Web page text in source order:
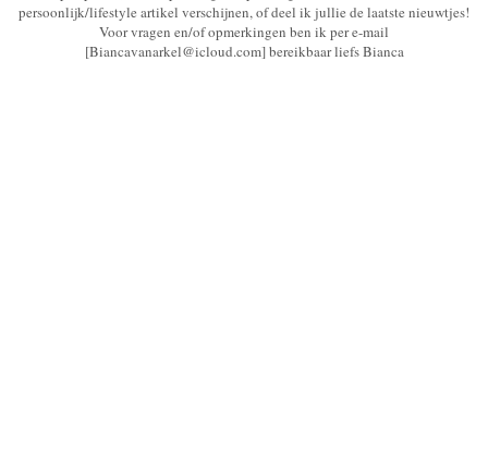
persoonlijk/lifestyle artikel verschijnen, of deel ik jullie de laatste nieuwtjes!
Voor vragen en/of opmerkingen ben ik per e-mail
[Biancavanarkel@icloud.com] bereikbaar liefs Bianca